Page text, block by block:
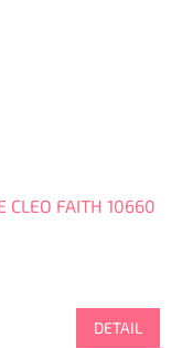
CLEO FAITH 10660
DETAIL